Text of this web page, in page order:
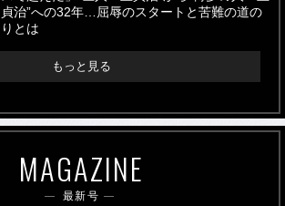
貞治”への32年…屈辱のスタートと苦難の道の
りとは
もっと見る
MAGAZINE
最新号